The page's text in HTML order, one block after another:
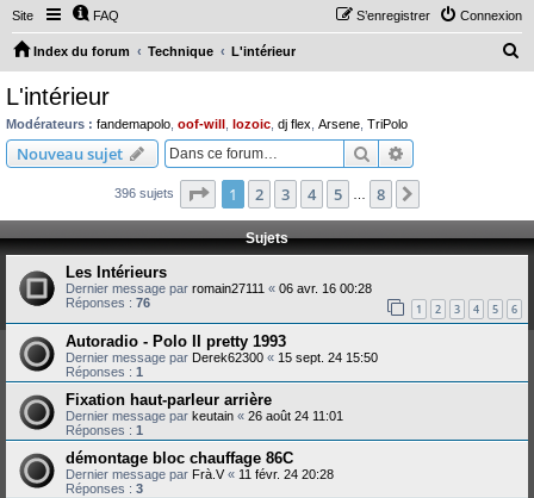
Site FAQ Connexion
S’enregistrer
Index du forum Technique L'intérieur
c
h
L'intérieur
Modérateurs : fandemapolo oof-will lozoic dj flex Arsene TriPolo
Nouveau sujet Rechercher
396 sujets Page 1sur8
1 2 3 4 5 8
Sujets
Les Intérieurs
Dernier message par romain27111 « 06 avr. 16 00:28
Réponses : 76 1 2 3 4 5 6
Autoradio - Polo II pretty 1993
Dernier message par Derek62300 « 15 sept. 24 15:50
Réponses : 1
Fixation haut-parleur arrière
Dernier message par keutain « 26 août 24 11:01
Réponses : 1
démontage bloc chauffage 86C
Dernier message par Frà.V« 11 févr. 24 20:28
Réponses : 3